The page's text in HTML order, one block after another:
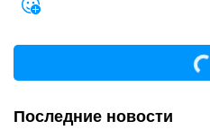
Последние новости